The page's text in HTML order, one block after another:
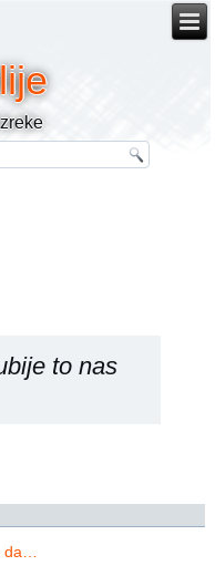
to nas